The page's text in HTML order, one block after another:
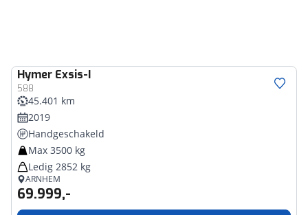
Hymer Exsis-I
588
45.401 km
2019
Handgeschakeld
Max 3500 kg
Ledig 2852 kg
ARNHEM
69.999,-